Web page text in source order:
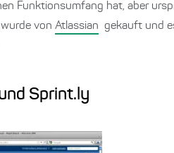
Funktionsumfang hat, aber
von Atlassian gekauft und
Sprint.ly